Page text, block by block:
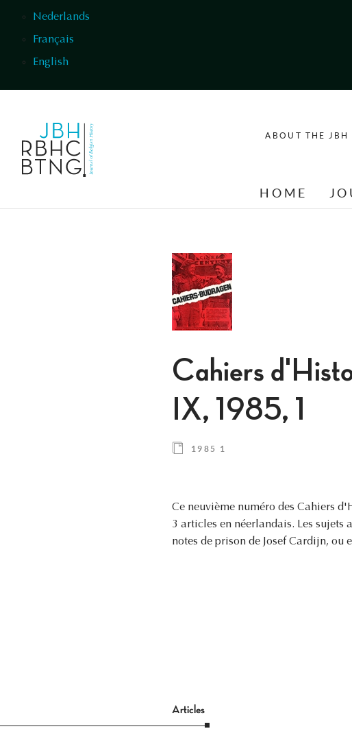
Nederlands
Français
English
ABOUT THE JBH
HOME
Cahiers
IX, 1985, 1
1985 1
Ce neuvième numéro des Cahiers
3 articles en néerlandais. Les sujets
notes de prison de Josef Cardijn,
Articles